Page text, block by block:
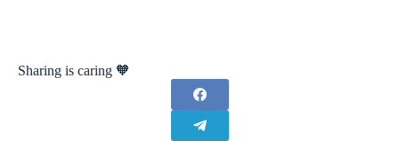
Sharing is caring 🧡